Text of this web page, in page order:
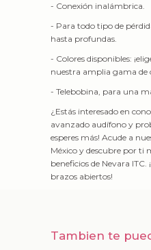
- Conexión inalámbrica.
- Para todo tipo de
hasta profundas.
- Colores disponibles:
nuestra amplia gama de
- Telebobina, para una
¿Estás interesado en
avanzado audífono y
esperes más! Acude a
México y descubre por ti
beneficios de Nevara ITC.
brazos abiertos!
Tambien te